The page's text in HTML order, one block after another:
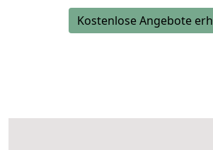
Kostenlose Angebote